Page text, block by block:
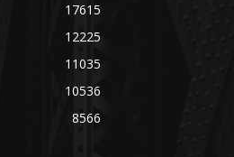
17615
12225
11035
10536
8566